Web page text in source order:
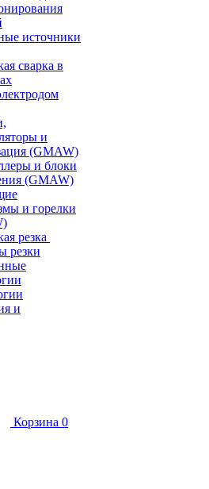
источники
сварка в
и
(GMAW)
и блоки
(GMAW)
и горелки
резка
резки
и
Корзина 0